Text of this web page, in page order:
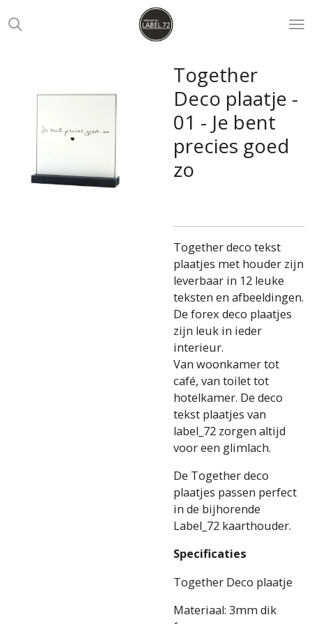
Ga
direct
Together
Deco plaatje -
01 - Je bent
precies goed
zo
Together deco tekst
plaatjes met houder zijn
leverbaar in 12 leuke
teksten en afbeeldingen.
De forex deco plaatjes
zijn leuk in ieder
interieur.
Van woonkamer tot
café, van toilet tot
hotelkamer. De deco
tekst plaatjes van
label_72 zorgen altijd
voor een glimlach.
De Together deco
plaatjes passen perfect
in de bijhorende
Label_72 kaarthouder.
Specificaties
Together Deco plaatje
Materiaal: 3mm dik